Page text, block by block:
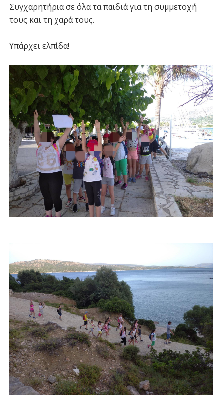
Συγχαρητήρια σε όλα τα παιδιά για τη συμμετοχή
τους και τη χαρά τους.
Υπάρχει ελπίδα!